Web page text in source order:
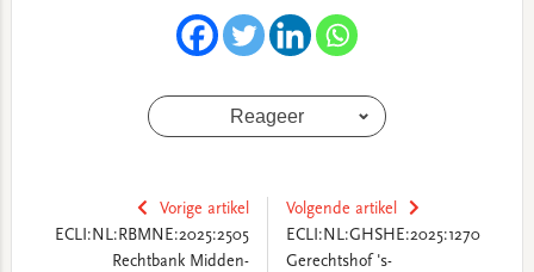
Reageer
Vorige artikel
ECLI:NL:RBMNE:2025:2505
Rechtbank Midden-
Volgende artikel
ECLI:NL:GHSHE:2025:1270
Gerechtshof 's-